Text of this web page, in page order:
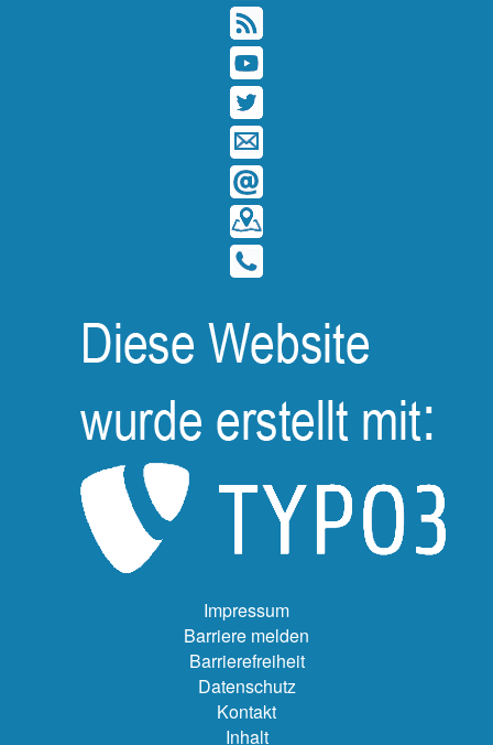
Impressum
Barriere melden
Barrierefreiheit
Datenschutz
Kontakt
Inhalt